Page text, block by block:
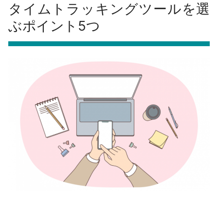
タイムトラッキングツールを選
ぶポイント5つ